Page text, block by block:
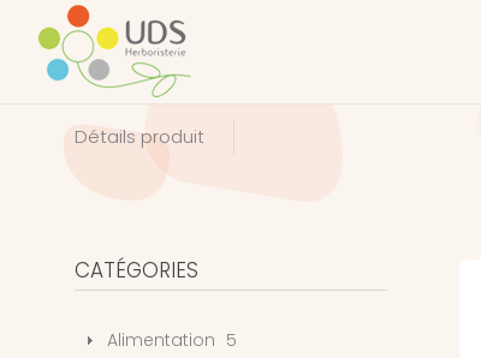
Détails produit
CATÉGORIES
Alimentation 5